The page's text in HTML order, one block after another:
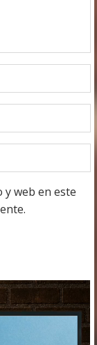
web en este